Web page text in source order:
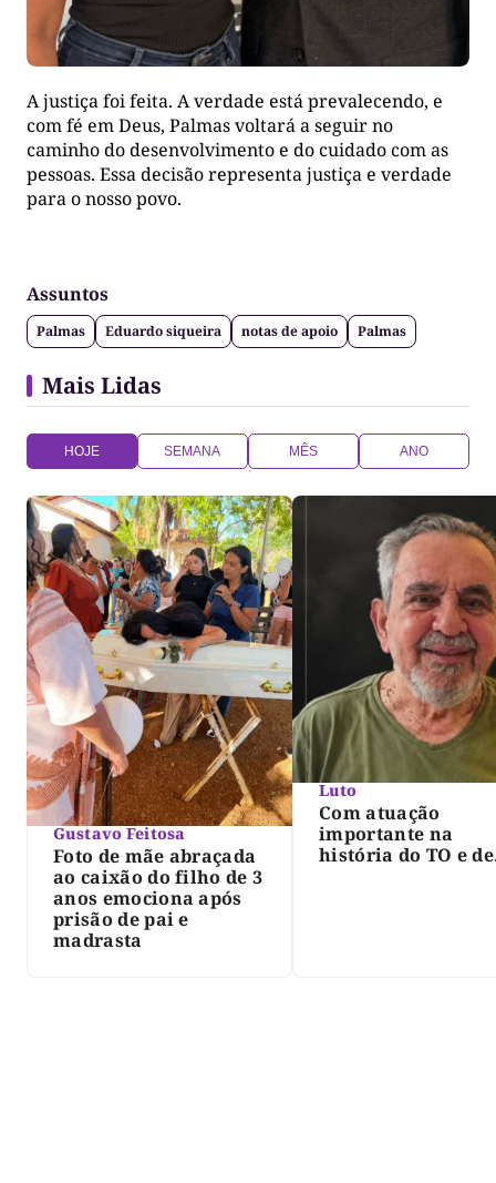
A justiça foi feita. A verdade está prevalecendo, e
com fé em Deus, Palmas voltará a seguir no
caminho do desenvolvimento e do cuidado com as
pessoas. Essa decisão representa justiça e verdade
para o nosso povo.
Assuntos
Palmas Eduardo siqueira notas de apoio Palmas
Mais Lidas
HOJE SEMANA MÊS ANO
Gustavo Feitosa
Foto de mãe abraçada
ao caixão do filho de 3
anos emociona após
prisão de pai e
madrasta
Luto
Com atuação
importante na
história do TO e de